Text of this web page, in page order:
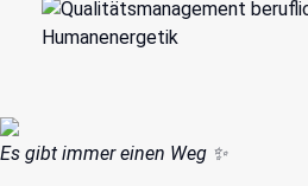
Es gibt immer einen Weg ✨️